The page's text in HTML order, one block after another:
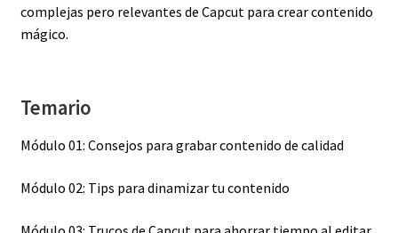
complejas pero relevantes de Capcut para crear contenido
mágico.
Temario
Módulo 01: Consejos para grabar contenido de calidad
Módulo 02: Tips para dinamizar tu contenido